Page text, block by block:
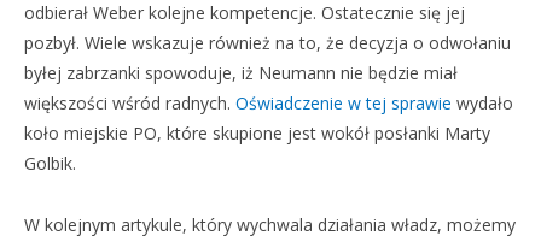
odbierał Weber kolejne kompetencje. Ostatecznie się jej
pozbył. Wiele wskazuje również na to, że decyzja o odwołaniu
byłej zabrzanki spowoduje, iż Neumann nie będzie miał
większości wśród radnych. Oświadczenie w tej sprawie wydało
koło miejskie PO, które skupione jest wokół posłanki Marty
Golbik.
W kolejnym artykule, który wychwala działania władz, możemy